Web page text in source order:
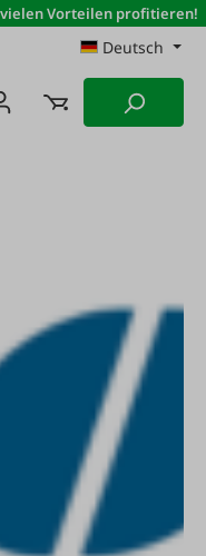
vielen Vorteilen profitieren!
Deutsch